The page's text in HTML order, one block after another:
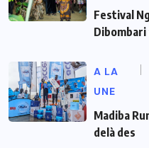
Festival
A LA
UNE
Madiba
delà des